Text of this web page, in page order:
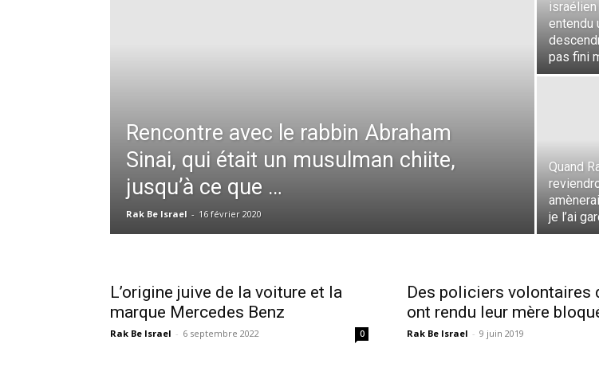
Rencontre avec le rabbin Abraham
Sinai, qui était un musulman chiite,
jusqu’à ce que …
Rak Be Israel - 16 février 2020
israélien
entendu
pas fini
Quand
je l’ai
L’origine juive de la voiture et la
marque Mercedes Benz
Rak Be Israel - 6 septembre 2022 0
Des policiers volontaires
ont rendu leur mère
Rak Be Israel - 9 juin 2019